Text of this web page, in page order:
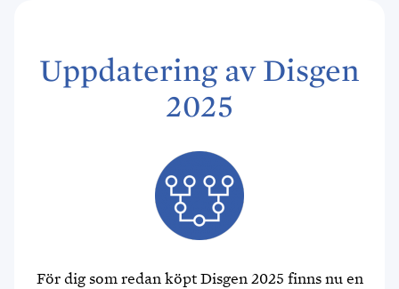
Uppdatering av Disgen
2025
För dig som redan köpt Disgen 2025 finns nu en